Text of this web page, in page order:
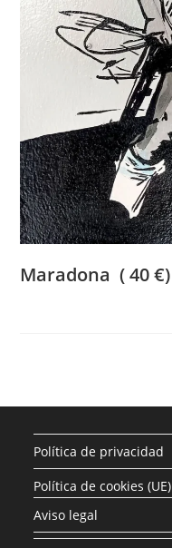
Maradona ( 40 €)
Política de privacidad
Política de cookies (UE)
Aviso legal